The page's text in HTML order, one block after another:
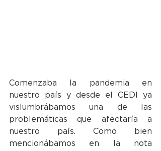
Comenzaba la pandemia en
nuestro país y desde el CEDI ya
vislumbrábamos una de las
problemáticas que afectaría a
nuestro país. Como bien
mencionábamos en la nota